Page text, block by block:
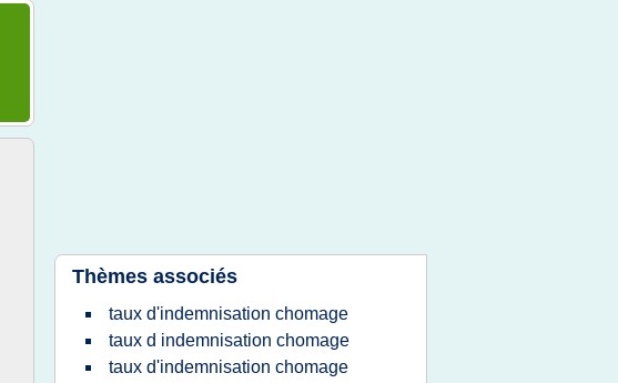
Thèmes associés
taux d'indemnisation chomage
taux d indemnisation chomage
taux d'indemnisation chomage